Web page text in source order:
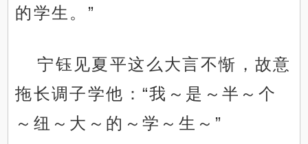
的学生。”
宁钰见夏平这么大言不惭，故意
拖长调子学他：“我～是～半～个
～纽～大～的～学～生～”